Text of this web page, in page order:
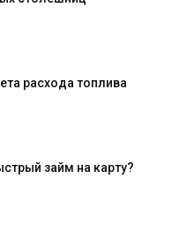
расхода топлива
займ на карту?